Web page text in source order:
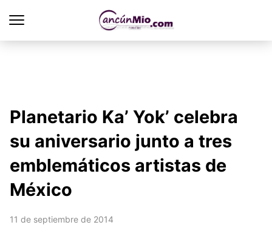
Planetario Ka’ Yok’ celebra
su aniversario junto a tres
emblemáticos artistas de
México
11 de septiembre de 2014